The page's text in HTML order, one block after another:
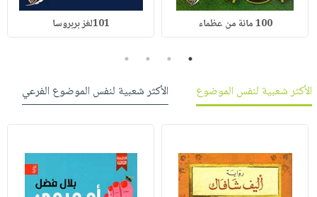
100 مائة من عظماء 101لغز بربروسا
1
2
3
4
الأكثر شعبية لنفس الموضوع
الأكثر شعبية لنفس الموضوع الفرعي